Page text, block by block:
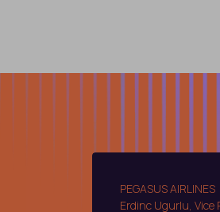
PEGASUS AIRLINES
Erdinc Ugurlu, Vice